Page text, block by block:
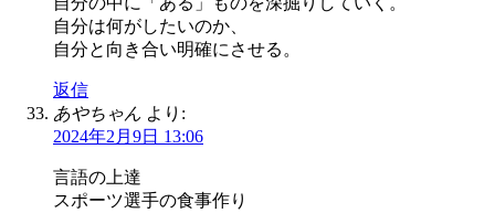
自分は何がしたいのか、
自分と向き合い明確にさせる。
返信
あやちゃん より:
2024年2月9日 13:06
言語の上達
スポーツ選手の食事作り